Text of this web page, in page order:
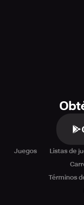
Juegos Listas de
Términos